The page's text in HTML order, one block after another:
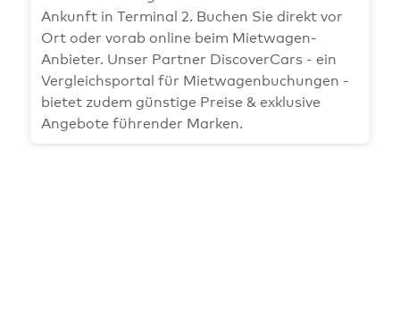
Airport-Lounges
Hamburg & Umland erleben
Konferenzräume & Eventflächen
Ankunft in Terminal 2. Buchen Sie direkt vor
Ort oder vorab online beim Mietwagen-
Anbieter. Unser Partner DiscoverCars - ein
Vergleichsportal für Mietwagenbuchungen -
bietet zudem günstige Preise & exklusive
Angebote führender Marken.